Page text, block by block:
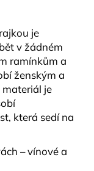
je
v žádném
ramínkům a
ženským a
je
, která sedí na
–vínovéa